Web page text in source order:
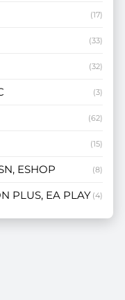
(17)
(33)
(32)
(3)
(62)
(15)
ESHOP (8)
PLUS, EA PLAY (4)